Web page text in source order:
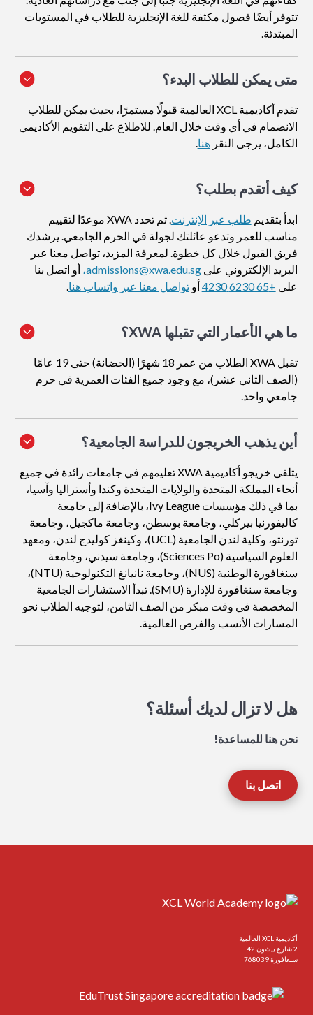
تتوفر أيضًا فصول مكثفة للغة الإنجليزية للطلاب في المستويات
المبتدئة.
متى يمكن للطلاب البدء؟
تقدم أكاديمية XCL العالمية قبولًا مستمرًا، بحيث يمكن للطلاب
الانضمام في أي وقت خلال العام. للاطلاع على التقويم الأكاديمي
الكامل، يرجى النقرهنا.
كيف أتقدم بطلب؟
ابدأ بتقديم طلب عبر الإنترنت
. ثم تحدد XWA موعدًا لتقييم
مناسب للعمر وتدعو عائلتك لجولة في الحرم الجامعي. يرشدك
فريق القبول خلال كل خطوة. لمعرفة المزيد، تواصل معنا عبر
البريد الإلكتروني علىadmissions@xwa.edu.sg، أو اتصل بنا
على +65 6230 4230 أوتواصل معنا عبر واتساب هنا.
ما هي الأعمار التي تقبلها XWA؟
تقبل XWA الطلاب من عمر 18 شهرًا (الحضانة) حتى 19 عامًا
(الصف الثاني عشر)، مع وجود جميع الفئات العمرية في حرم
جامعي واحد.
أين يذهب الخريجون للدراسة الجامعية؟
يتلقى خريجو أكاديمية XWA تعليمهم في جامعات رائدة في جميع
أنحاء المملكة المتحدة والولايات المتحدة وكندا وأستراليا وآسيا،
بما في ذلك مؤسسات Ivy League، بالإضافة إلى جامعة
كاليفورنيا بيركلي، وجامعة بوسطن، وجامعة ماكجيل، وجامعة
تورنتو، وكلية لندن الجامعية (UCL)، وكينغز كوليدج لندن، ومعهد
العلوم السياسية (Sciences Po)، وجامعة سيدني، وجامعة
سنغافورة الوطنية (NUS)، وجامعة نانيانغ التكنولوجية (NTU)،
وجامعة سنغافورة للإدارة (SMU). تبدأ الاستشارات الجامعية
المخصصة في وقت مبكر من الصف الثامن، لتوجيه الطلاب نحو
المسارات الأنسب والفرص العالمية.
هل لا تزال لديك أسئلة؟
نحن هنا للمساعدة!
اتصل بنا
أكاديمية XCL العالمية
2 شارع ييشون 42
سنغافورة 768039